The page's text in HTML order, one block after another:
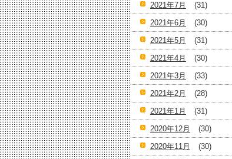
2021年7月
(31)
2021年6月
(30)
2021年5月
(31)
2021年4月
(30)
2021年3月
(33)
2021年2月
(28)
2021年1月
(31)
2020年12月
(30)
2020年11月
(30)